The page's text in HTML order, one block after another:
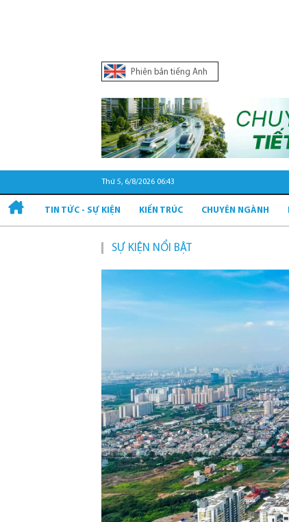
Phiên bản tiếng Anh
Thứ 5, 6/8/2026 06:43
TIN TỨC - SỰ KIỆN KIẾN TRÚC CHUYÊN NGÀNH
SỰ KIỆN NỔI BẬT